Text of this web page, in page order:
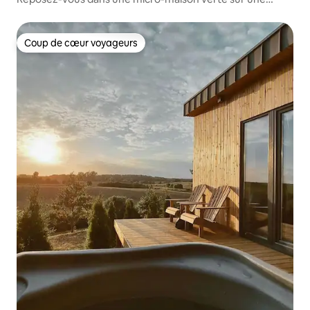
Coup de cœur voyageurs
Coup de cœur voyageurs